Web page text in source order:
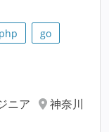
php
go
ニア
神奈川